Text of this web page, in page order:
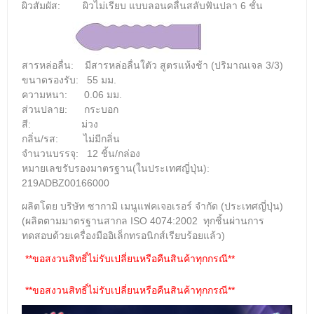
ผิวสัมผัส: ผิวไม่เรียบ แบบลอนคลื่นสลับฟันปลา 6 ชั้น
สารหล่อลื่น: มีสารหล่อลื่นใตัว สูตรแห้งช้า (ปริมาณเจล 3/3)
ขนาดรองรับ: 55 มม.
ความหนา: 0.06 มม.
ส่วนปลาย: กระบอก
สี: ม่วง
กลิ่น/รส: ไม่มีกลิ่น
จำนวนบรรจุ: 12 ชิ้น/กล่อง
หมายเลขรับรองมาตรฐาน(ในประเทศญี่ปุ่น):
219ADBZ00166000
ผลิตโดย บริษัท ซากามิ เมนูแฟคเจอเรอร์ จำกัด (ประเทศญี่ปุ่น)
(ผลิตตามมาตรฐานสากล ISO 4074:2002 ทุกชิ้นผ่านการ
ทดสอบด้วยเครื่องมืออิเล็กทรอนิกส์เรียบร้อยแล้ว)
**ขอสงวนสิทธิ์ไม่รับเปลี่ยนหรือคืนสินค้าทุกกรณี**
**ขอสงวนสิทธิ์ไม่รับเปลี่ยนหรือคืนสินค้าทุกกรณี**